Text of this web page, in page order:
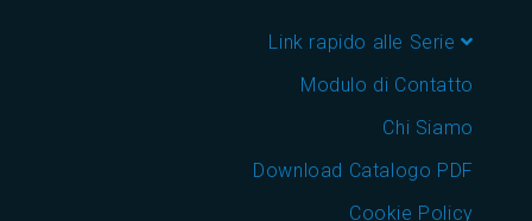
Link rapido alle Serie
Modulo di Contatto
Chi Siamo
Download Catalogo PDF
Cookie Policy